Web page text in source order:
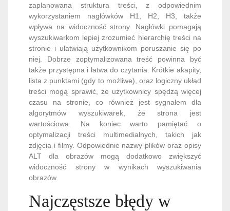
zaplanowana struktura treści, z odpowiednim
wykorzystaniem nagłówków H1, H2, H3, także
wpływa na widoczność strony. Nagłówki pomagają
wyszukiwarkom lepiej zrozumieć hierarchię treści na
stronie i ułatwiają użytkownikom poruszanie się po
niej. Dobrze zoptymalizowana treść powinna być
także przystępna i łatwa do czytania. Krótkie akapity,
lista z punktami (gdy to możliwe), oraz logiczny układ
treści mogą sprawić, że użytkownicy spędzą więcej
czasu na stronie, co również jest sygnałem dla
algorytmów wyszukiwarek, że strona jest
wartościowa. Na koniec warto pamiętać o
optymalizacji treści multimedialnych, takich jak
zdjęcia i filmy. Odpowiednie nazwy plików oraz opisy
ALT dla obrazów mogą dodatkowo zwiększyć
widoczność strony w wynikach wyszukiwania
obrazów.
Najczęstsze błędy w